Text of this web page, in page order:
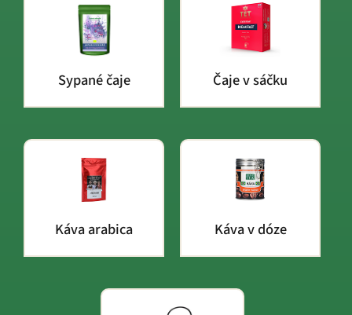
Sypané čaje Čaje v sáčku
Káva arabica Káva v dóze